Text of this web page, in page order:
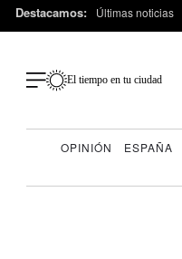
Destacamos: Últimas noticias
El tiempo en tu ciudad
OPINIÓN ESPAÑA